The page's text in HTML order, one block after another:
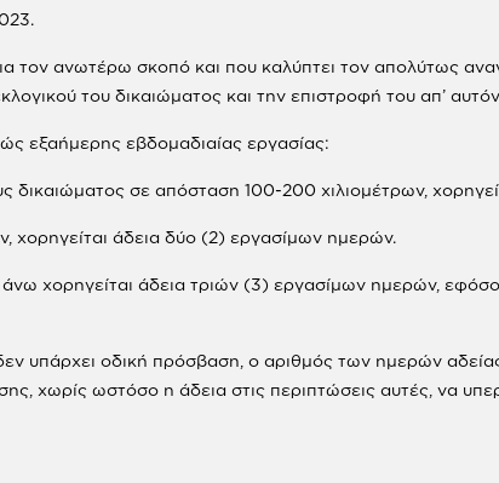
τον ανωτέρω σκοπό και που καλύπτει τον απολύτως
του δικαιώματος και την επιστροφή του απ’
εξαήμερης εβδομαδιαίας εργασίας:
δικαιώματος σε απόσταση 100-200 χιλιομέτρων,
χορηγείται άδεια δύο (2) εργασίμων ημερών.
χορηγείται άδεια τριών (3) εργασίμων ημερών,
υπάρχει οδική πρόσβαση, ο αριθμός των ημερών
χωρίς ωστόσο η άδεια στις περιπτώσεις αυτές, να